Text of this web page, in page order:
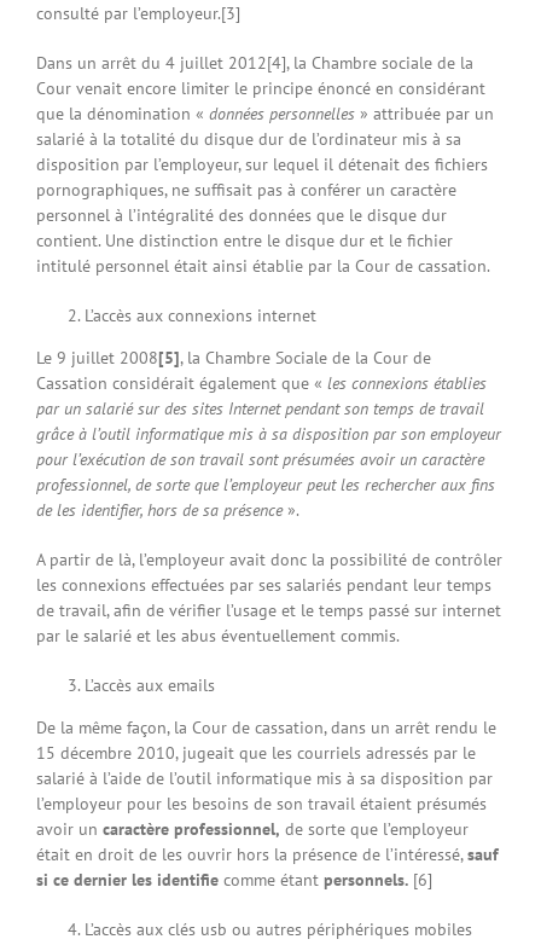
consulté par l’employeur.[3]
Dans un arrêt du 4 juillet 2012[4], la Chambre sociale de la
Cour venait encore limiter le principe énoncé en considérant
que la dénomination « données personnelles » attribuée par un
salarié à la totalité du disque dur de l’ordinateur mis à sa
disposition par l’employeur, sur lequel il détenait des fichiers
pornographiques, ne suffisait pas à conférer un caractère
personnel à l’intégralité des données que le disque dur
contient. Une distinction entre le disque dur et le fichier
intitulé personnel était ainsi établie par la Cour de cassation.
L’accès aux connexions internet
Le 9 juillet 2008[5], la Chambre Sociale de la Cour de
Cassation considérait également que « les connexions établies
par un salarié sur des sites Internet pendant son temps de travail
grâce à l’outil informatique mis à sa disposition par son employeur
pour l’exécution de son travail sont présumées avoir un caractère
professionnel, de sorte que l’employeur peut les rechercher aux fins
de les identifier, hors de sa présence».
A partir de là, l’employeur avait donc la possibilité de contrôler
les connexions effectuées par ses salariés pendant leur temps
de travail, afin de vérifier l’usage et le temps passé sur internet
par le salarié et les abus éventuellement commis.
L’accès aux emails
De la même façon, la Cour de cassation, dans un arrêt rendu le
15 décembre 2010, jugeait que les courriels adressés par le
salarié à l’aide de l’outil informatique mis à sa disposition par
l’employeur pour les besoins de son travail étaient présumés
avoir un caractère professionnel, de sorte que l’employeur
était en droit de les ouvrir hors la présence de l’intéressé,sauf
si ce dernier les identifie comme étant personnels. [6]
L’accès aux clés usb ou autres périphériques mobiles